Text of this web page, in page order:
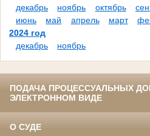
декабрь ноябрь октябрь
июнь
май апрель март
2024 год
декабрь
ноябрь
ПОДАЧА ПРОЦЕССУАЛЬНЫХ
ЭЛЕКТРОННОМ ВИДЕ
О СУДЕ